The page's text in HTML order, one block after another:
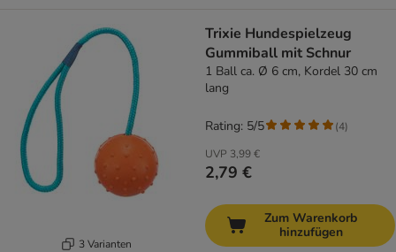
3 Varianten
Trixie Hundespielzeug
Gummiball mit Schnur
1 Ball ca. Ø 6 cm, Kordel 30 cm
lang
UVP 3,99 €
2,79 €
Rating: 5/5 (4)
Zum Warenkorb
hinzufügen